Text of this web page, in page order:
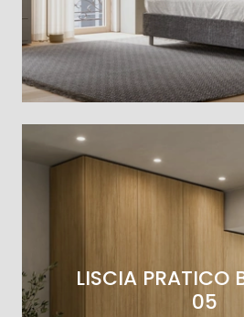
LISCIA PRATICO
05